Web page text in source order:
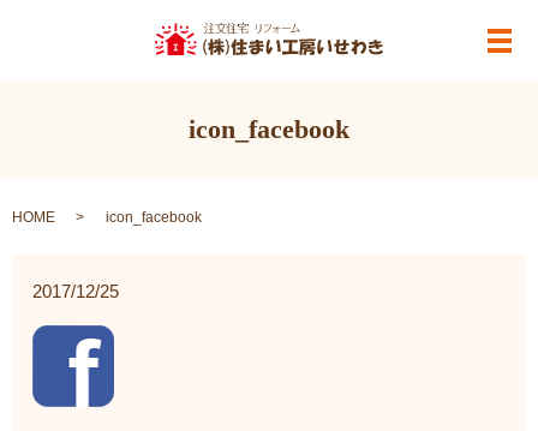
メ
icon_facebook
HOME icon_facebook
2017/12/25